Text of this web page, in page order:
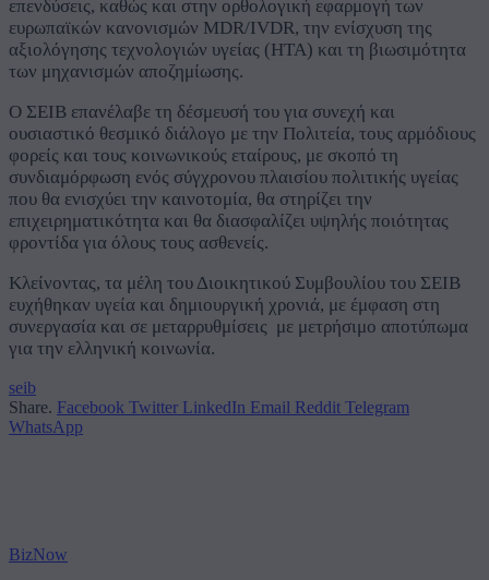
επενδύσεις, καθώς και στην ορθολογική εφαρμογή των
ευρωπαϊκών κανονισμών MDR/IVDR, την ενίσχυση της
αξιολόγησης τεχνολογιών υγείας (HTA) και τη βιωσιμότητα
των μηχανισμών αποζημίωσης.
Ο ΣΕΙΒ επανέλαβε τη δέσμευσή του για συνεχή και
ουσιαστικό θεσμικό διάλογο με την Πολιτεία, τους αρμόδιους
φορείς και τους κοινωνικούς εταίρους, με σκοπό τη
συνδιαμόρφωση ενός σύγχρονου πλαισίου πολιτικής υγείας
που θα ενισχύει την καινοτομία, θα στηρίζει την
επιχειρηματικότητα και θα διασφαλίζει υψηλής ποιότητας
φροντίδα για όλους τους ασθενείς.
Κλείνοντας, τα μέλη του Διοικητικού Συμβουλίου του ΣΕΙΒ
ευχήθηκαν υγεία και δημιουργική χρονιά, με έμφαση στη
συνεργασία και σε μεταρρυθμίσεις με μετρήσιμο αποτύπωμα
για την ελληνική κοινωνία.
seib
Share. Facebook Twitter LinkedIn Email Reddit Telegram
WhatsApp
BizNow